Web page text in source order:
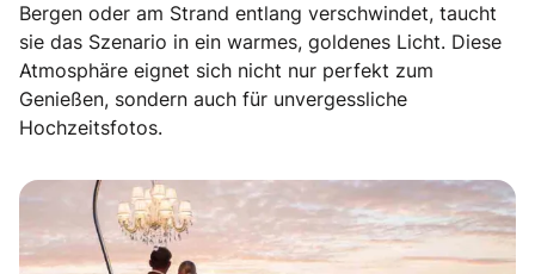
Bergen oder am Strand entlang verschwindet, taucht
sie das Szenario in ein warmes, goldenes Licht. Diese
Atmosphäre eignet sich nicht nur perfekt zum
Genießen, sondern auch für unvergessliche
Hochzeitsfotos.